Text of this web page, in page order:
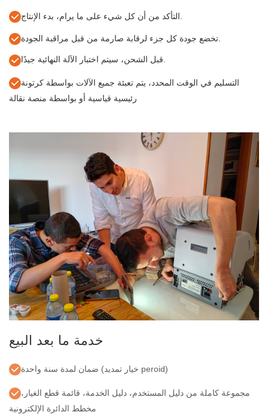
قبل الشحن، سيتم اختبار الآلة النهائية جيدًا.
التسليم في الوقت المحدد، يتم تعبئة جميع الآلات بواسطة كرتونة
رئيسية قياسية أو بواسطة منصة نقالة
خدمة ما بعد البيع
ضمان لمدة سنة واحدة (خيار تمديد peroid)
مجموعة كاملة من دليل المستخدم، دليل الخدمة، قائمة قطع الغيار،
مخطط الدائرة الإلكترونية